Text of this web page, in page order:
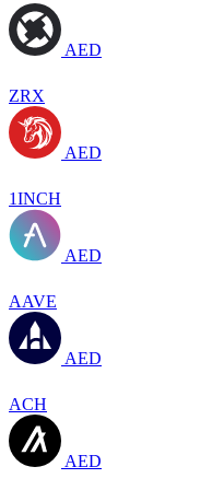
AED
ZRX
AED
1INCH
AED
AAVE
AED
ACH
AED